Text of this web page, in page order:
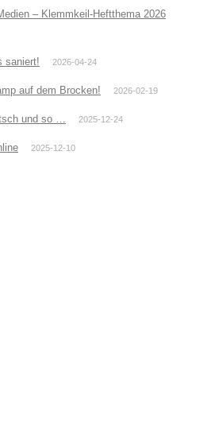
– Klemmkeil-Heftthema 2026
saniert! 2026-04-24
auf dem Brocken! 2026-02-19
und so … 2025-12-24
2025-12-10